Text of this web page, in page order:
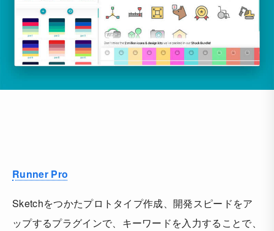
Runner Pro
Sketchをつかたプロトタイプ作成、開発スピードをア
ップするプラグインで、キーワードを入力することで、